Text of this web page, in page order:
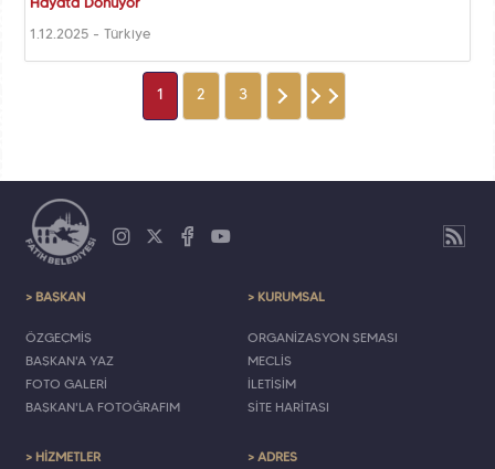
Hayata Dönüyor
1.12.2025 - Türkiye
1 2 3
> BAŞKAN
ÖZGEÇMİŞ
BAŞKAN'A YAZ
FOTO GALERİ
BAŞKAN'LA FOTOĞRAFIM
> KURUMSAL
ORGANİZASYON ŞEMASI
MECLİS
İLETİŞİM
SİTE HARİTASI
> HİZMETLER > ADRES